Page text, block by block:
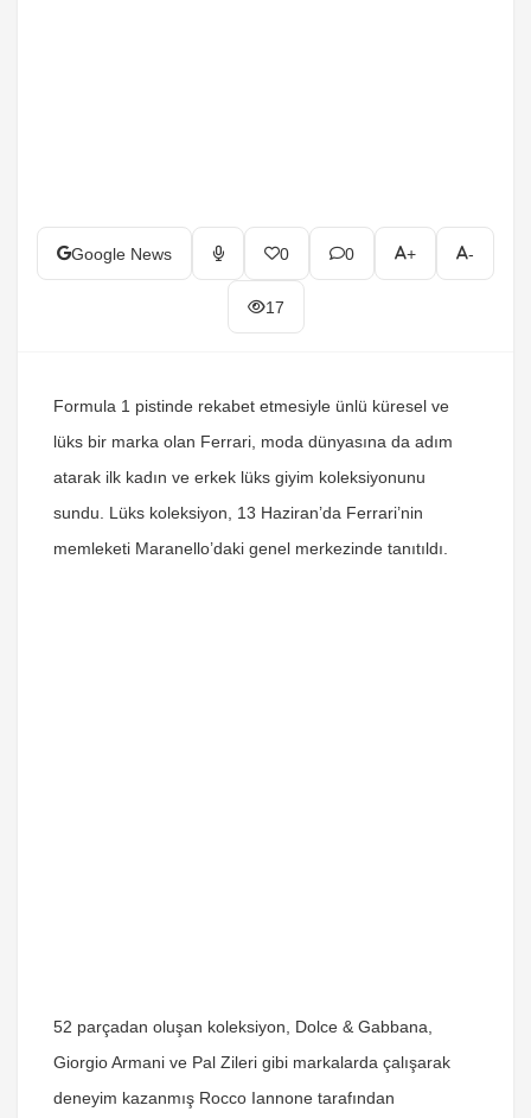
Google News 0 0 + -
17
Formula 1 pistinde rekabet etmesiyle ünlü küresel ve
lüks bir marka olan Ferrari, moda dünyasına da adım
atarak ilk kadın ve erkek lüks giyim koleksiyonunu
sundu. Lüks koleksiyon, 13 Haziran’da Ferrari’nin
memleketi Maranello’daki genel merkezinde tanıtıldı.
52 parçadan oluşan koleksiyon, Dolce & Gabbana,
Giorgio Armani ve Pal Zileri gibi markalarda çalışarak
deneyim kazanmış Rocco Iannone tarafından